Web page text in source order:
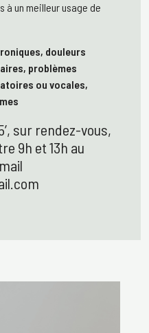
à un meilleur usage de
douleurs
problèmes
ou vocales,
sur rendez-vous,
9h et 13h au